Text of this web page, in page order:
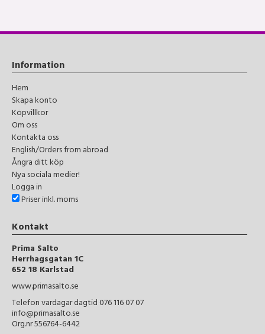
Information
Hem
Skapa konto
Köpvillkor
Om oss
Kontakta oss
English/Orders from abroad
Ångra ditt köp
Nya sociala medier!
Logga in
Priser inkl. moms
Kontakt
Prima Salto
Herrhagsgatan 1C
652 18 Karlstad
www.primasalto.se
Telefon vardagar dagtid 076 116 07 07
info@primasalto.se
Org.nr 556764-6442